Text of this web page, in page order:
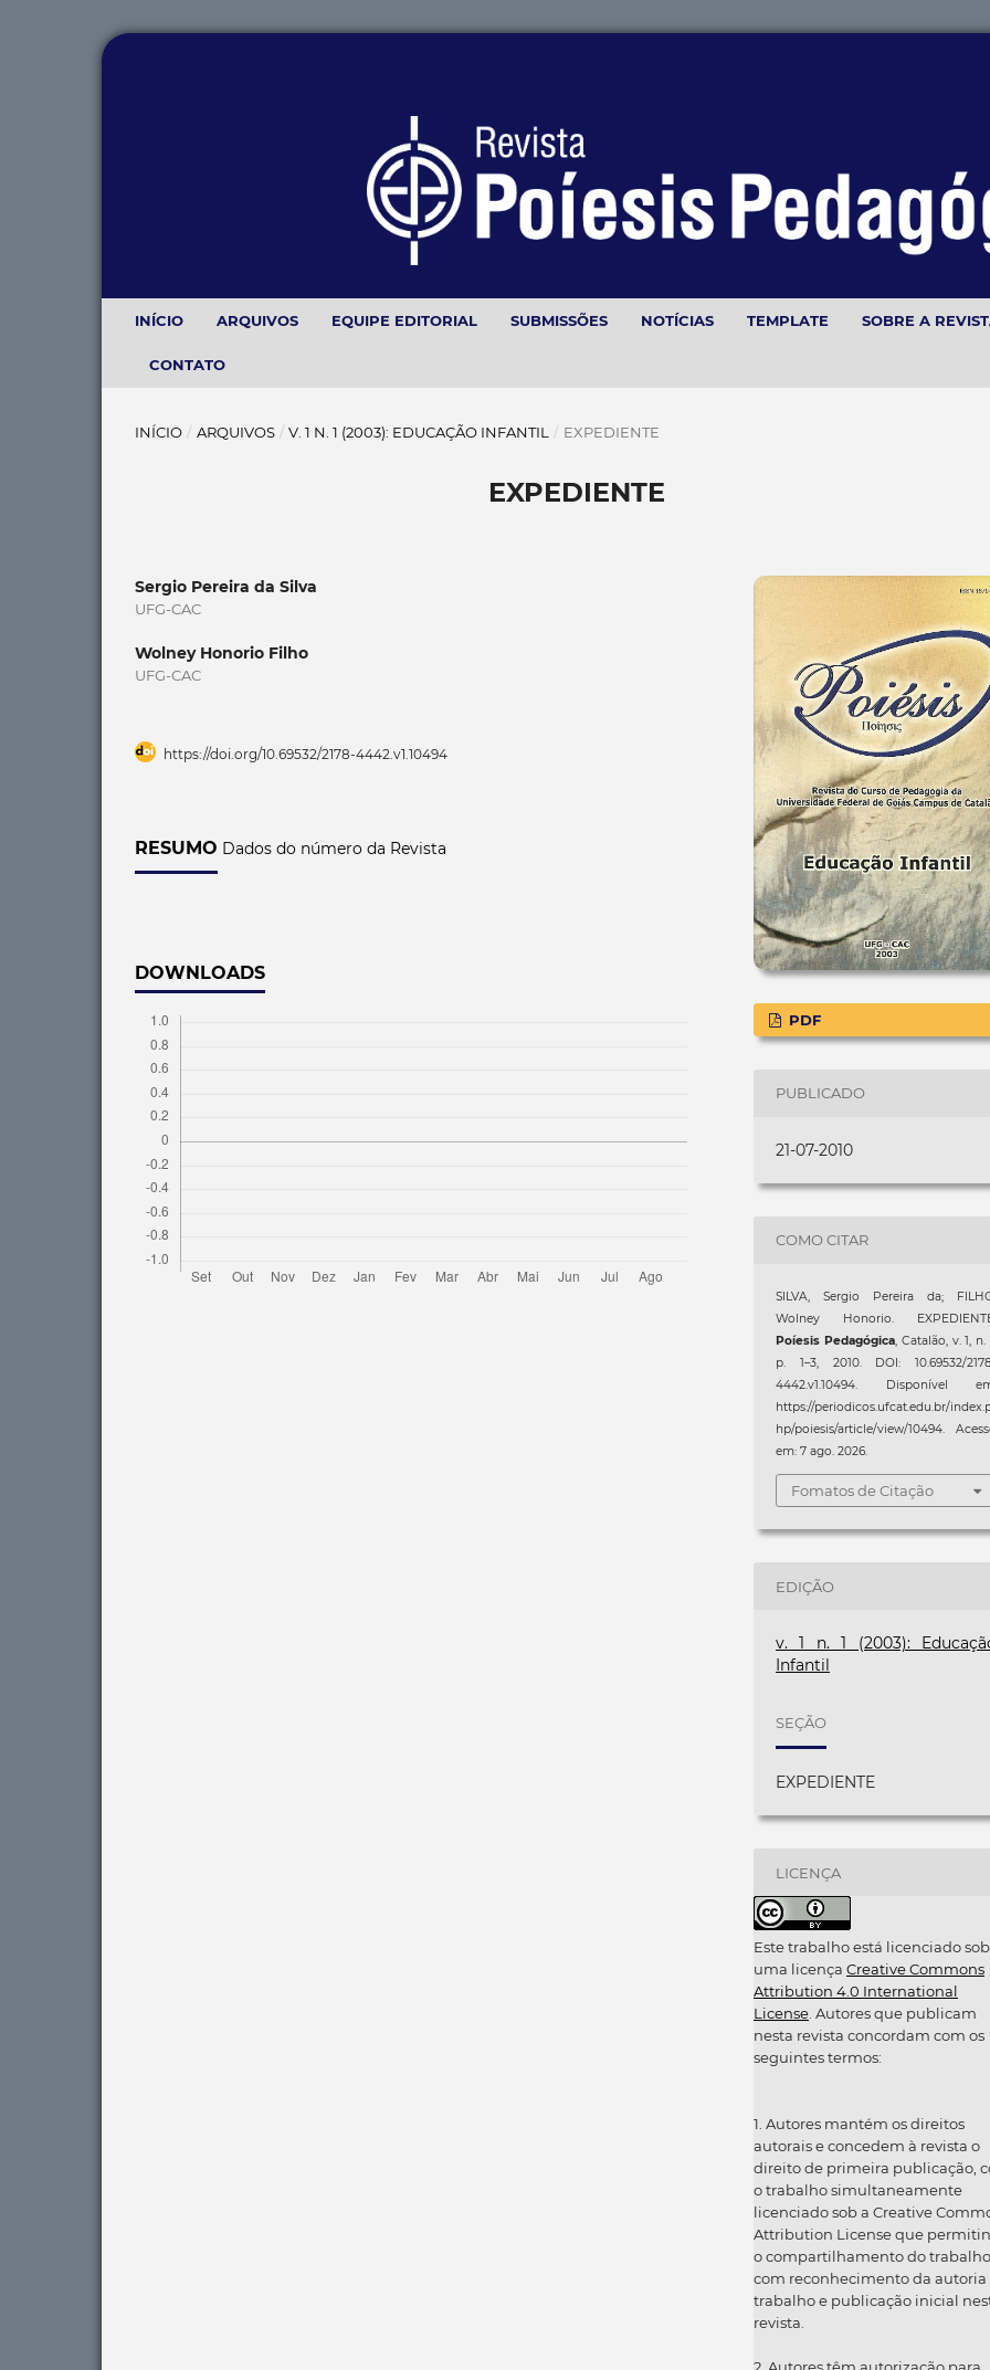
INÍCIO ARQUIVOS EQUIPE EDITORIAL SUBMISSÕES NOTÍCIAS TEMPLATE SOBRE A
CONTATO
INÍCIO / ARQUIVOS / V. 1 N. 1 (2003): EDUCAÇÃO INFANTIL / EXPEDIENTE
EXPEDIENTE
Sergio Pereira da Silva
UFG-CAC
Wolney Honorio Filho
UFG-CAC
https://doi.org/10.69532/2178-4442.v1.10494
RESUMO Dados do número da Revista
DOWNLOADS
PDF
PUBLICADO
21-07-2010
COMO CITAR
SILVA, Sergio Pereira da;
Wolney Honorio.
Poíesis Pedagógica, Catalão, v. 1, n.
p. 1–3, 2010. DOI: 10.69532/
4442.v1.10494. Disponível
https://periodicos.ufcat.edu.br/
hp/poiesis/article/view/10494.
em: 7 ago. 2026.
Fomatos de Citação
EDIÇÃO
v. 1 n. 1 (2003):
Infantil
SEÇÃO
EXPEDIENTE
LICENÇA
Este trabalho está licenciado sob
uma licença Creative Commons
Attribution 4.0 International
License. Autores que publicam
nesta revista concordam com os
seguintes termos:
1. Autores mantém os direitos
autorais e concedem à revista o
direito de primeira publicação,
o trabalho simultaneamente
licenciado sob a Creative
Attribution License que
o compartilhamento do trabalho
com reconhecimento da autoria
trabalho e publicação inicial
revista.